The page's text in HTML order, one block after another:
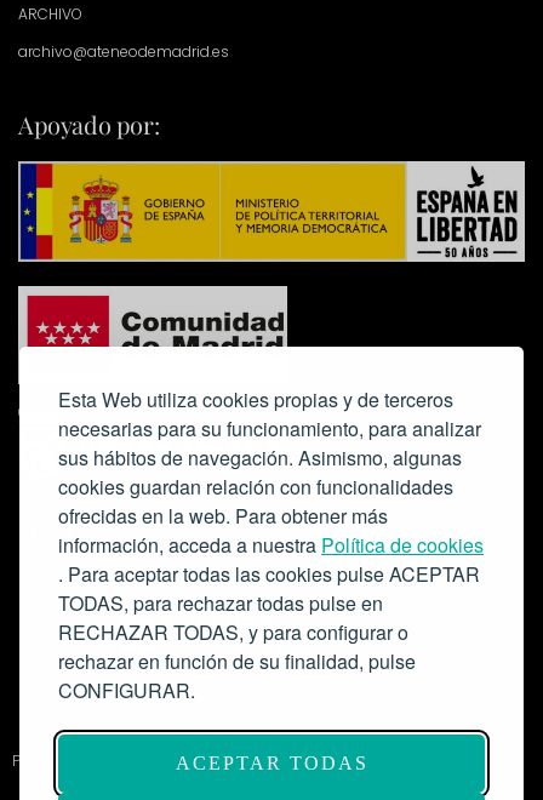
Esta Web utiliza cookies propias y de terceros
necesarias para su funcionamiento, para analizar
sus hábitos de navegación. Asimismo, algunas
cookies guardan relación con funcionalidades
ofrecidas en la web. Para obtener más
información, acceda a nuestra Política de cookies
. Para aceptar todas las cookies pulse ACEPTAR
TODAS, para rechazar todas pulse en
RECHAZAR TODAS, y para configurar o
rechazar en función de su finalidad, pulse
CONFIGURAR.
ACEPTAR TODAS
ARCHIVO
archivo@ateneodemadrid.es
Apoyado por:
Colabora:
Proyecto de modernización de infraestructuras y digitalización del
Salón de Actos del Ateneo de Madrid como espacio escénico-musical.